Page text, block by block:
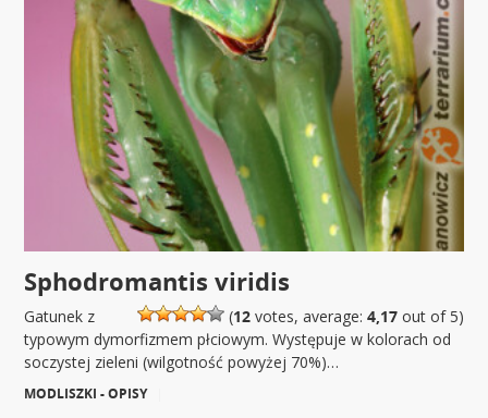
Sphodromantis viridis
(12votes, average: 4,17out of 5)
Gatunek z
typowym dymorfizmem płciowym. Występuje w kolorach od
soczystej zieleni (wilgotność powyżej 70%)…
MODLISZKI - OPISY